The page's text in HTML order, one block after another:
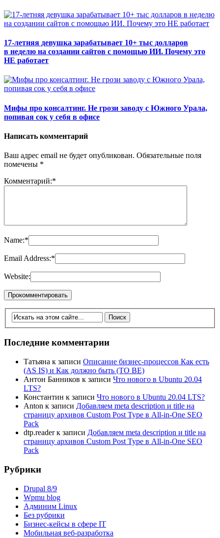
17-летняя девушка зарабатывает 10+ тыс долларов
в неделю на создании сайтов с помощью ИИ. Почему это
НЕ работает
Мифы про консалтинг. Не грози заводу с Южного Урала,
попивая сок у себя в офисе
Написать комментарий
Ваш адрес email не будет опубликован. Обязательные поля
помечены *
Комментарий:*
Name:*
Email Address:*
Website:
Последние комментарии
Татьяна к записи Описание бизнес-процессов Как есть
(AS IS) и Как должно быть (TO BE)
Антон Банников к записи Что нового в Ubuntu 20.04
LTS?
Константин к записи Что нового в Ubuntu 20.04 LTS?
Anton к записи Добавляем meta description и title на
страницу архивов Custom Post Type в All-in-One SEO
Pack
dtp.readerк записи Добавляем meta description и title на
страницу архивов Custom Post Type в All-in-One SEO
Pack
Рубрики
Drupal 8/9
Wpmu blog
Админим Linux
Без рубрики
Бизнес-кейсы в сфере IT
Мобильная веб-разработка